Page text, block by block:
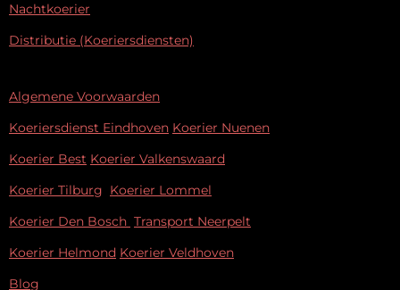
Nachtkoerier
Distributie (Koeriersdiensten)
Algemene Voorwaarden
Koeriersdienst Eindhoven Koerier Nuenen
Koerier Best Koerier Valkenswaard
Koerier Tilburg Koerier Lommel
Koerier Den Bosch Transport Neerpelt
Koerier Helmond Koerier Veldhoven
Blog